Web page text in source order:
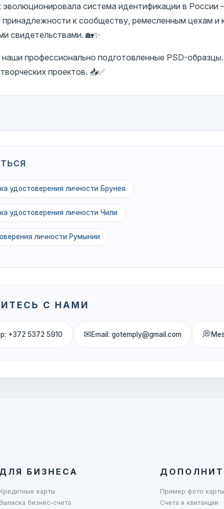
система идентификации в
к сообществу, ремесленным цехам и
свидетельствами. 🏡✨
профессионально подготовленные PSD-
проектов. 📥✅
удостоверения личности Брунея
удостоверения личности Чили
личности Румынии
С НАМИ
+372 5372 5910 ✉Email: gotemply@gmail.com 💭
ДЛЯ БИЗНЕСА
Кредитные карты
Выписка бизнес-счета
Пример фото карты
Счета и квитанции